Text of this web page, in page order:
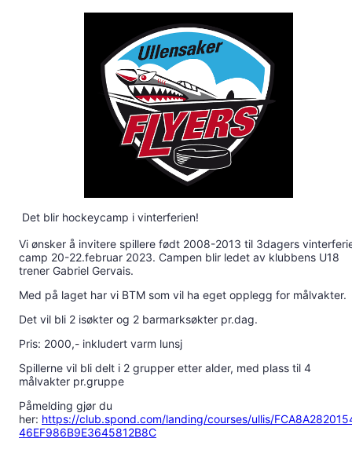
Det blir hockeycamp i vinterferien!
Vi ønsker å invitere spillere født 2008-2013 til 3dagers
camp 20-22.februar 2023. Campen blir ledet av klubbens U18
trener Gabriel Gervais.
Med på laget har vi BTM som vil ha eget opplegg for målvakter.
Det vil bli 2 isøkter og 2 barmarksøkter pr.dag.
Pris: 2000,- inkludert varm lunsj
Spillerne vil bli delt i 2 grupper etter alder, med plass til 4
målvakter pr.gruppe
Påmelding gjør du
her: https://club.spond.com/landing/courses/ullis/
46EF986B9E3645812B8C